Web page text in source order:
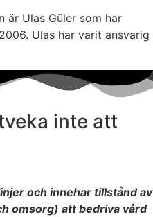
Ulas Güler som har
Ulas har varit ansvarig
inte att
och innehar tillstånd av
omsorg) att bedriva vård